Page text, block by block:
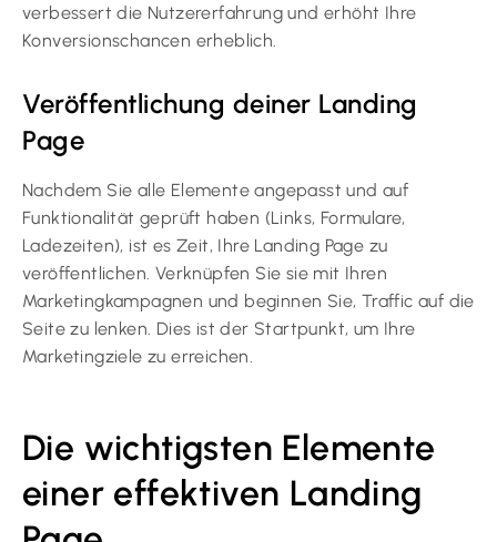
verbessert die Nutzererfahrung und erhöht Ihre
Konversionschancen erheblich.
Veröffentlichung deiner Landing
Page
Nachdem Sie alle Elemente angepasst und auf
Funktionalität geprüft haben (Links, Formulare,
Ladezeiten), ist es Zeit, Ihre Landing Page zu
veröffentlichen. Verknüpfen Sie sie mit Ihren
Marketingkampagnen und beginnen Sie, Traffic auf die
Seite zu lenken. Dies ist der Startpunkt, um Ihre
Marketingziele zu erreichen.
Die wichtigsten Elemente
einer effektiven Landing